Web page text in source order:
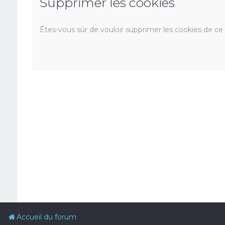
Êtes-vous sûr de vouloir supprimer les cookies de
Accueil du forum